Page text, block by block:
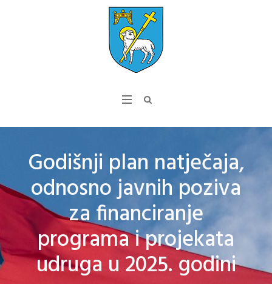
Godišnji plan natječaja,
odnosno javnih poziva
za financiranje
programa i projekata
udruga u 2025. godini